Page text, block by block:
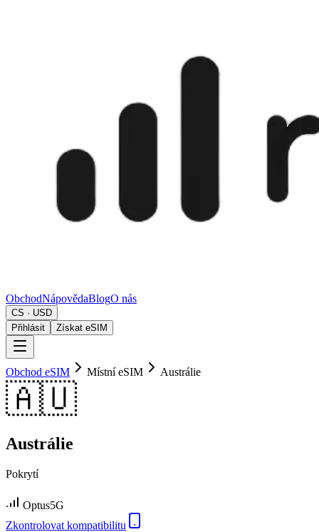
ObchodNápovědaBlogO nás
CS · USD
Přihlásit
Získat eSIM
Obchod eSIM Místní eSIM Austrálie
🇦🇺
Austrálie
Pokrytí
Optus5G
Zkontrolovat kompatibilitu